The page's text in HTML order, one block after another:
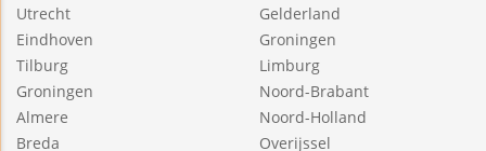
Utrecht
Eindhoven
Tilburg
Groningen
Almere
Breda
Gelderland
Groningen
Limburg
Noord-Brabant
Noord-Holland
Overijssel